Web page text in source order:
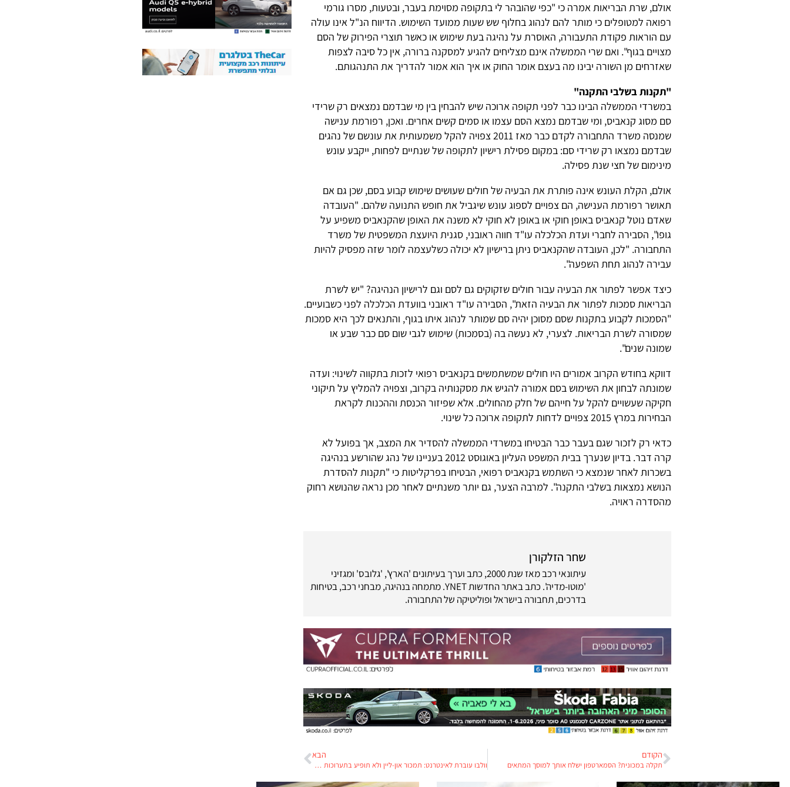
אולם, שרת הבריאות אמרה כי "כפי שהובהר לי בתקופה מסוימת בעבר, ובטעות, מסרו גורמי
רפואה למטופלים כי מותר להם לנהוג בחלוף שש שעות ממועד השימוש. הדיווח הנ"ל אינו עולה
עם הוראות פקודת התעבורה, האוסרת על נהיגה בעת שימוש או כאשר תוצרי הפירוק של הסם
מצויים בגוף". ואם שרי הממשלה אינם מצליחים להגיע למסקנה ברורה, אין כל סיבה לצפות
שאזרחים מן השורה יבינו מה בעצם אומר החוק או איך הוא אמור להדריך את התנהגותם.
"תקנות בשלבי התקנה"
במשרדי הממשלה הבינו כבר לפני תקופה ארוכה שיש להבחין בין מי שבדמם נמצאים רק שרידי
סם מסוג קנאביס, ומי שבדמם נמצא הסם עצמו או סמים קשים אחרים. ואכן, רפורמת ענישה
שמנסה משרד התחבורה לקדם כבר מאז 2011 צפויה להקל משמעותית את עונשם של נהגים
שבדמם נמצאו רק שרידי סם: במקום פסילת רישיון לתקופה של שנתיים לפחות, ייקבע עונש
מינימום של חצי שנת פסילה.
אולם, הקלת העונש אינה פותרת את הבעיה של חולים שעושים שימוש קבוע בסם, שכן גם אם
תאושר רפורמת הענישה, הם צפויים לספוג עונש שיגביל את חופש התנועה שלהם. "העובדה
שאדם נוטל קנאביס באופן חוקי או באופן לא חוקי לא משנה את האופן שהקנאביס משפיע על
גופו", הסבירה לחברי ועדת הכלכלה עו"ד חווה ראובני, סגנית היועצת המשפטית של משרד
התחבורה. "לכן, העובדה שהקנאביס ניתן ברישיון לא יכולה כשלעצמה לומר שזה מפסיק להיות
עבירה לנהוג תחת השפעה".
כיצד אפשר לפתור את הבעיה עבור חולים שזקוקים גם לסם וגם לרישיון הנהיגה? "יש לשרת
הבריאות סמכות לפתור את הבעיה הזאת", הסבירה עו"ד ראובני בוועדת הכלכלה לפני כשבועיים.
"הסמכות לקבוע בתקנות שסם מסוכן יהיה סם שמותר לנהוג איתו בגוף, והתנאים לכך היא סמכות
שמסורה לשרת הבריאות. לצערי, לא נעשה בה (בסמכות) שימוש לגבי שום סם כבר שבע או
שמונה שנים".
דווקא בחודש הקרוב אמורים היו חולים שמשתמשים בקנאביס רפואי לזכות בתקווה לשינוי: ועדה
שמונתה לבחון את השימוש בסם אמורה להגיש את מסקנותיה בקרוב, וצפויה להמליץ על תיקוני
חקיקה שעשויים להקל על חייהם של חלק מהחולים. אלא שפיזור הכנסת וההכנות לקראת
הבחירות במרץ 2015 צפויים לדחות לתקופה ארוכה כל שינוי.
כדאי רק לזכור שגם בעבר כבר הבטיחו במשרדי הממשלה להסדיר את המצב, אך בפועל לא
קרה דבר. בדיון שנערך בבית המשפט העליון באוגוסט 2012 בעניינו של נהג שהורשע בנהיגה
בשכרות לאחר שנמצא כי השתמש בקנאביס רפואי, הבטיחו בפרקליטות כי "תקנות להסדרת
הנושא נמצאות בשלבי התקנה". למרבה הצער, גם יותר משנתיים לאחר מכן נראה שהנושא רחוק
מהסדרה ראויה.
שחר הזלקורן
עיתונאי רכב מאז שנת 2000, כתב וערך בעיתונים 'הארץ', 'גלובס' ומגזיני
'מוטו-מדיה'. כתב באתר החדשות YNET. מתמחה בנהיגה, מבחני רכב, בטיחות
בדרכים, תחבורה בישראל ופוליטיקה של התחבורה.
הקודם
תקלה במכונית? הסמארטפון ישלח אותך למוסך המתאים
הבא
וולבו עוברת לאינטרנט: תמכור און-ליין ולא תופיע בתערוכות רכב